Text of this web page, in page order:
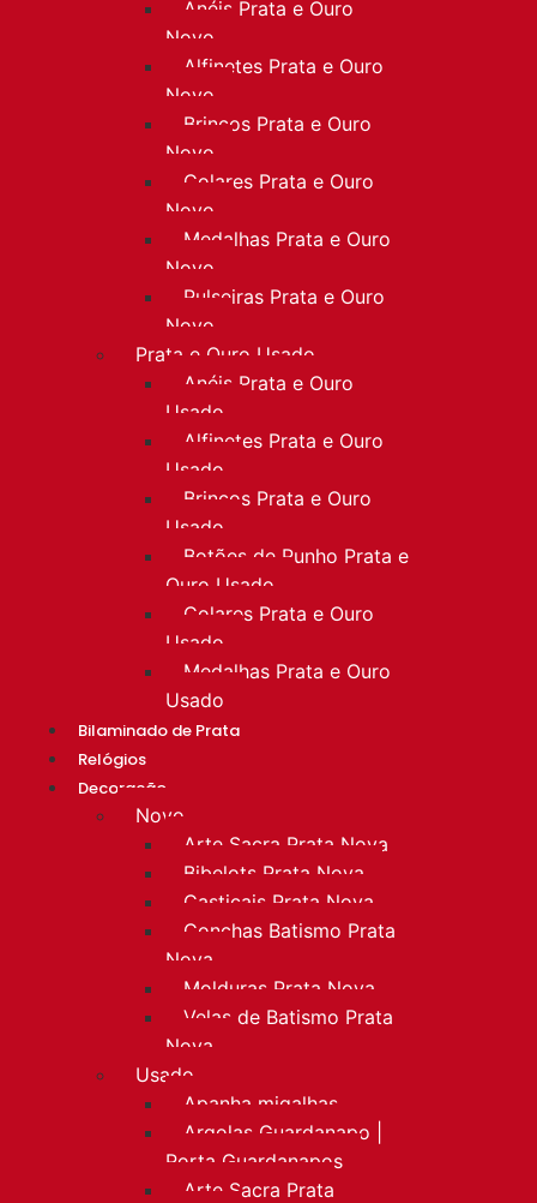
Anéis Prata e Ouro
Novo
Alfinetes Prata e Ouro
Novo
Brincos Prata e Ouro
Novo
Colares Prata e Ouro
Novo
Medalhas Prata e Ouro
Novo
Pulseiras Prata e Ouro
Novo
Prata e Ouro Usado
Anéis Prata e Ouro
Usado
Alfinetes Prata e Ouro
Usado
Brincos Prata e Ouro
Usado
Botões de Punho Prata e
Ouro Usado
Colares Prata e Ouro
Usado
Medalhas Prata e Ouro
Usado
Bilaminado de Prata
Relógios
Decoração
Novo
Arte Sacra Prata Nova
Bibelots Prata Nova
Castiçais Prata Nova
Conchas Batismo Prata
Nova
Molduras Prata Nova
Velas de Batismo Prata
Nova
Usado
Apanha migalhas
Argolas Guardanapo |
Porta Guardanapos
Arte Sacra Prata